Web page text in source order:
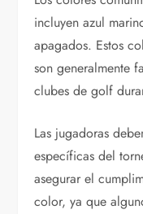
incluyen azul
apagados. Estos
son generalmente
clubes de golf
Las jugadoras
específicas del
asegurar el
color, ya que